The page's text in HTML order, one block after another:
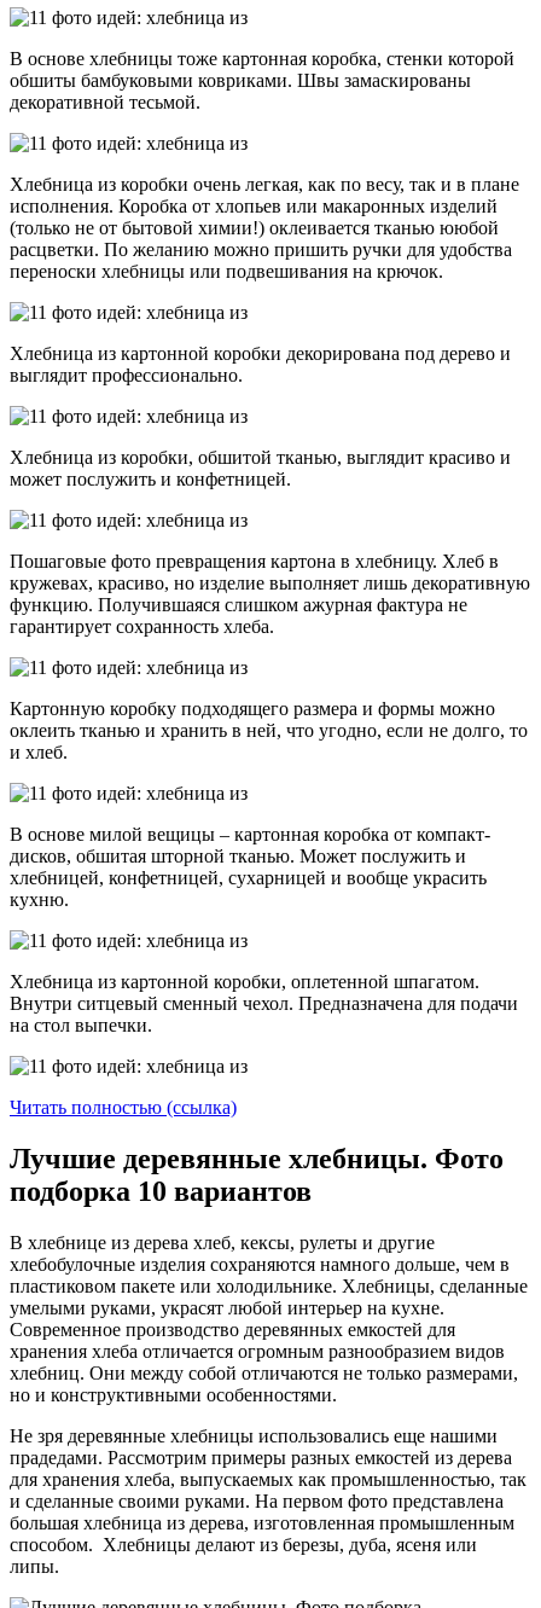
В основе хлебницы тоже картонная коробка, стенки которой
обшиты бамбуковыми ковриками. Швы замаскированы
декоративной тесьмой.
Хлебница из коробки очень легкая, как по весу, так и в плане
исполнения. Коробка от хлопьев или макаронных изделий
(только не от бытовой химии!) оклеивается тканью ююбой
расцветки. По желанию можно пришить ручки для удобства
переноски хлебницы или подвешивания на крючок.
Хлебница из картонной коробки декорирована под дерево и
выглядит профессионально.
Хлебница из коробки, обшитой тканью, выглядит красиво и
может послужить и конфетницей.
Пошаговые фото превращения картона в хлебницу. Хлеб в
кружевах, красиво, но изделие выполняет лишь декоративную
функцию. Получившаяся слишком ажурная фактура не
гарантирует сохранность хлеба.
Картонную коробку подходящего размера и формы можно
оклеить тканью и хранить в ней, что угодно, если не долго, то
и хлеб.
В основе милой вещицы – картонная коробка от компакт-
дисков, обшитая шторной тканью. Может послужить и
хлебницей, конфетницей, сухарницей и вообще украсить
кухню.
Хлебница из картонной коробки, оплетенной шпагатом.
Внутри ситцевый сменный чехол. Предназначена для подачи
на стол выпечки.
Читать полностью (ссылка)
Лучшие деревянные хлебницы. Фото
подборка 10 вариантов
В хлебнице из дерева хлеб, кексы, рулеты и другие
хлебобулочные изделия сохраняются намного дольше, чем в
пластиковом пакете или холодильнике. Хлебницы, сделанные
умелыми руками, украсят любой интерьер на кухне.
Современное производство деревянных емкостей для
хранения хлеба отличается огромным разнообразием видов
хлебниц. Они между собой отличаются не только размерами,
но и конструктивными особенностями.
Не зря деревянные хлебницы использовались еще нашими
прадедами. Рассмотрим примеры разных емкостей из дерева
для хранения хлеба, выпускаемых как промышленностью, так
и сделанные своими руками. На первом фото представлена
большая хлебница из дерева, изготовленная промышленным
способом. Хлебницы делают из березы, дуба, ясеня или
липы.